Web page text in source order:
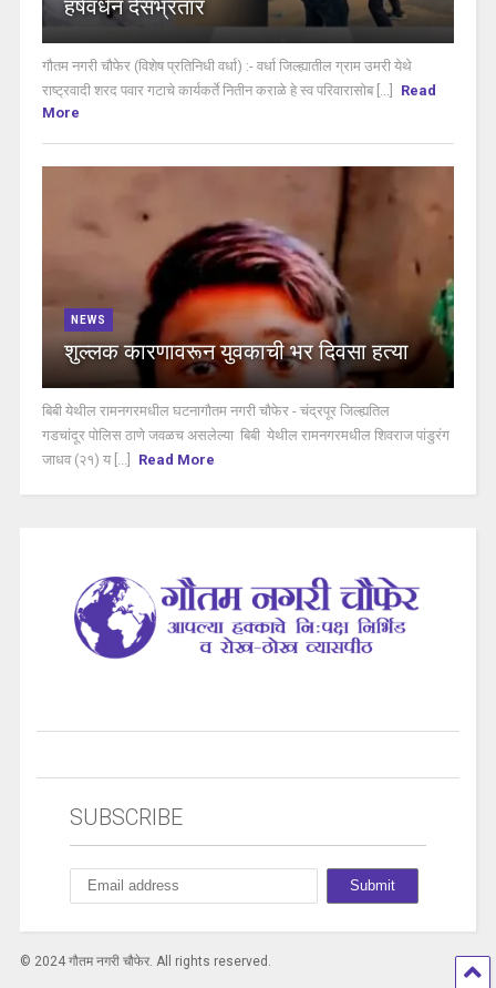
हर्षवर्धन देसभ्रतार
गौतम नगरी चौफेर (विशेष प्रतिनिधी वर्धा) :- वर्धा जिल्ह्यातील ग्राम उमरी येथे
राष्ट्रवादी शरद पवार गटाचे कार्यकर्ते नितीन कराळे हे स्व परिवारासोब [...]
Read
More
NEWS
शुल्लक कारणावरून युवकाची भर दिवसा हत्या
बिबी येथील रामनगरमधील घटनागौतम नगरी चौफेर - चंद्रपूर जिल्ह्यतिल
गडचांदूर पोलिस ठाणे जवळच असलेल्या बिबी येथील रामनगरमधील शिवराज पांडुरंग
जाधव (२१) य [...]
Read More
SUBSCRIBE
© 2024 गौतम नगरी चौफेर. All rights reserved.